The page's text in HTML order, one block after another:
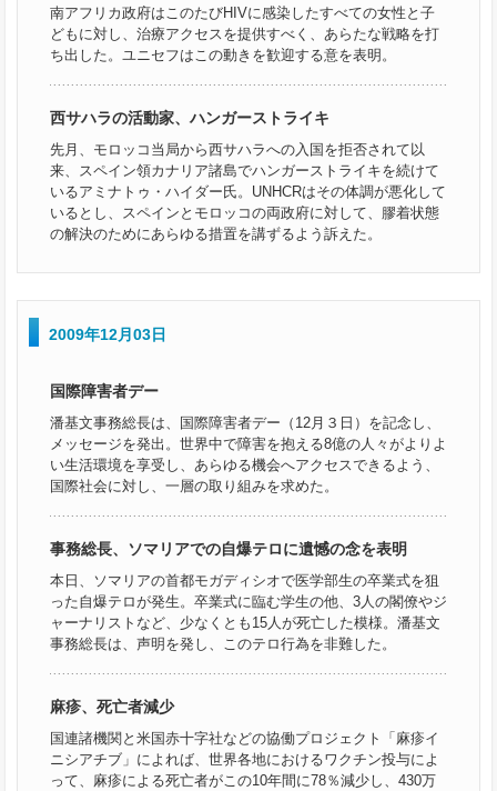
南アフリカ政府はこのたびHIVに感染したすべての女性と子
どもに対し、治療アクセスを提供すべく、あらたな戦略を打
ち出した。ユニセフはこの動きを歓迎する意を表明。
西サハラの活動家、ハンガーストライキ
先月、モロッコ当局から西サハラへの入国を拒否されて以
来、スペイン領カナリア諸島でハンガーストライキを続けて
いるアミナトゥ・ハイダー氏。UNHCRはその体調が悪化して
いるとし、スペインとモロッコの両政府に対して、膠着状態
の解決のためにあらゆる措置を講ずるよう訴えた。
2009年12月03日
国際障害者デー
潘基文事務総長は、国際障害者デー（12月３日）を記念し、
メッセージを発出。世界中で障害を抱える8億の人々がよりよ
い生活環境を享受し、あらゆる機会へアクセスできるよう、
国際社会に対し、一層の取り組みを求めた。
事務総長、ソマリアでの自爆テロに遺憾の念を表明
本日、ソマリアの首都モガディシオで医学部生の卒業式を狙
った自爆テロが発生。卒業式に臨む学生の他、3人の閣僚やジ
ャーナリストなど、少なくとも15人が死亡した模様。潘基文
事務総長は、声明を発し、このテロ行為を非難した。
麻疹、死亡者減少
国連諸機関と米国赤十字社などの協働プロジェクト「麻疹イ
ニシアチブ」によれば、世界各地におけるワクチン投与によ
って、麻疹による死亡者がこの10年間に78％減少し、430万